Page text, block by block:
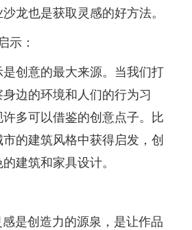
龙也是获取灵感的好方法。
示：
创意的最大来源。当我们打
边的环境和人们的行为习
多可以借鉴的创意点子。比
的建筑风格中获得启发，创
建筑和家具设计。
是创造力的源泉，是让作品